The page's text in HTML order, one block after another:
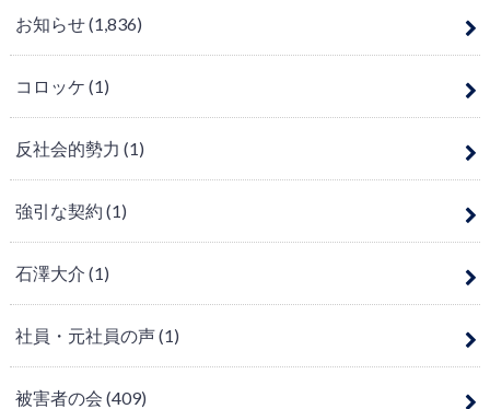
お知らせ(1,836)
コロッケ (1)
反社会的勢力 (1)
強引な契約 (1)
石澤大介 (1)
社員・元社員の声(1)
被害者の会 (409)